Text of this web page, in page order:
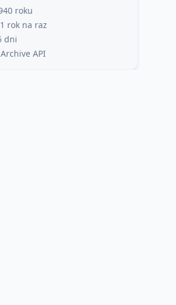
roku
rok na raz
dni
API